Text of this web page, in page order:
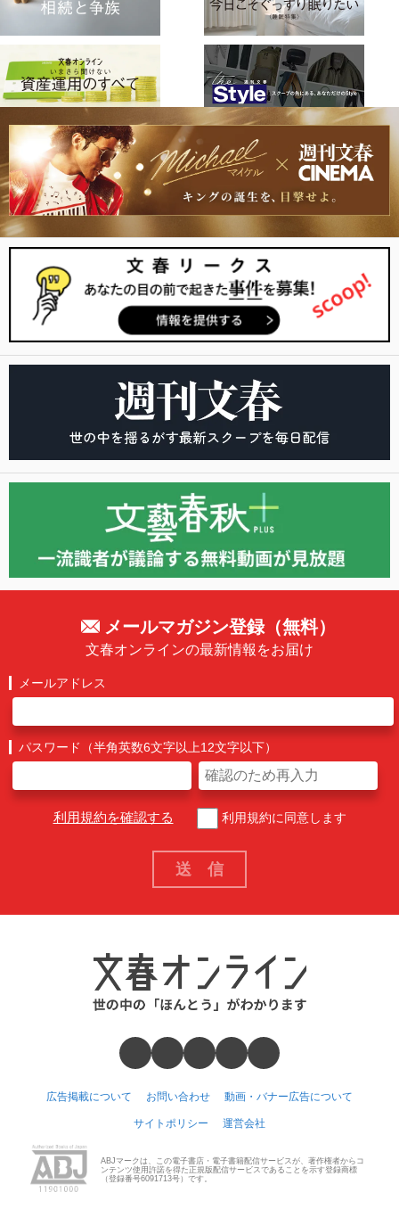
メールマガジン登録（無料）
文春オンラインの最新情報をお届け
メールアドレス
パスワード（半角英数6文字以上12文字以下）
利用規約を確認する 利用規約に同意します
広告掲載について お問い合わせ 動画・バナー広告について
サイトポリシー 運営会社
ABJマークは、この電子書店・電子書籍配信サービスが、著作権者からコ
ンテンツ使用許諾を得た正規版配信サービスであることを示す登録商標
（登録番号6091713号）です。